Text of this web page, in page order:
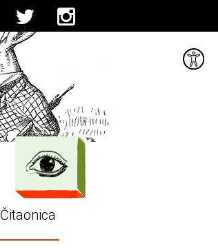
Čitaonica